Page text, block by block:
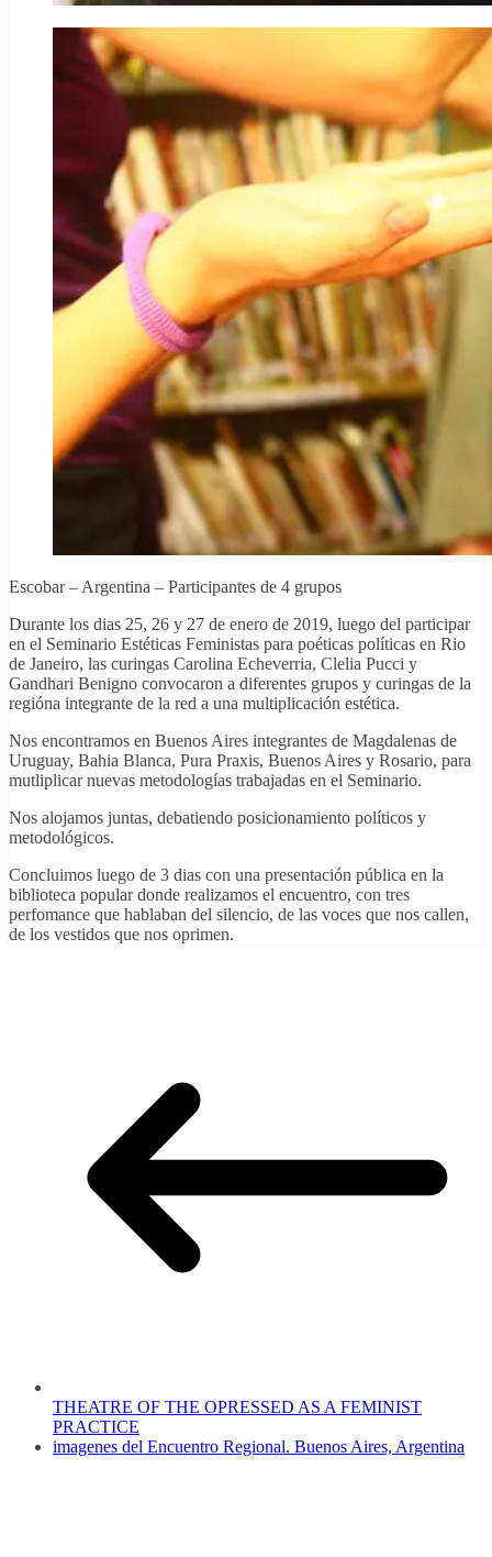
Escobar – Argentina – Participantes de 4 grupos
Durante los dias 25, 26 y 27 de enero de 2019, luego del participar
en el Seminario Estéticas Feministas para poéticas políticas en Rio
de Janeiro, las curingas Carolina Echeverria, Clelia Pucci y
Gandhari Benigno convocaron a diferentes grupos y curingas de la
regióna integrante de la red a una multiplicación estética.
Nos encontramos en Buenos Aires integrantes de Magdalenas de
Uruguay, Bahia Blanca, Pura Praxis, Buenos Aires y Rosario, para
mutliplicar nuevas metodologías trabajadas en el Seminario.
Nos alojamos juntas, debatiendo posicionamiento políticos y
metodológicos.
Concluimos luego de 3 dias con una presentación pública en la
biblioteca popular donde realizamos el encuentro, con tres
perfomance que hablaban del silencio, de las voces que nos callen,
de los vestidos que nos oprimen.
THEATRE OF THE OPRESSED AS A FEMINIST
PRACTICE
imagenes del Encuentro Regional. Buenos Aires, Argentina